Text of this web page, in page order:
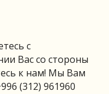
с
Вас со стороны
к нам! Мы Вам
(312) 961960